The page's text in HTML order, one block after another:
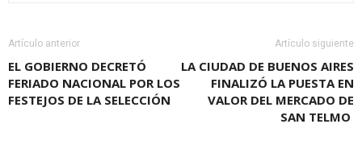
Artículo anterior
EL GOBIERNO DECRETÓ
FERIADO NACIONAL POR LOS
FESTEJOS DE LA SELECCIÓN
Artículo siguiente
LA CIUDAD DE BUENOS AIRES
FINALIZÓ LA PUESTA EN
VALOR DEL MERCADO DE
SAN TELMO